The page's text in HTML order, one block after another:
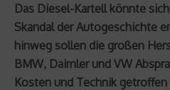
Das Diesel-Kartell könnte
Skandal der Autogeschichte
hinweg sollen die großen
BMW, Daimler und VW
Kosten und Technik